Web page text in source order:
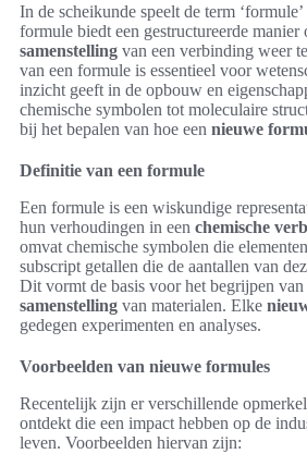
In de scheikunde speelt de term
formule biedt een gestructureerde manier
samenstelling van een verbinding weer
van een formule is essentieel voor
inzicht geeft in de opbouw en
chemische symbolen tot moleculaire
bij het bepalen van hoe een nieuwe
Definitie van een formule
Een formule is een wiskundige
hun verhoudingen in een chemische
omvat chemische symbolen die
subscript getallen die de aantallen van
Dit vormt de basis voor het begrijpen van
samenstelling van materialen. Elke
gedegen experimenten en analyses.
Voorbeelden van nieuwe formules
Recentelijk zijn er verschillende
ontdekt die een impact hebben op de
leven. Voorbeelden hiervan zijn: